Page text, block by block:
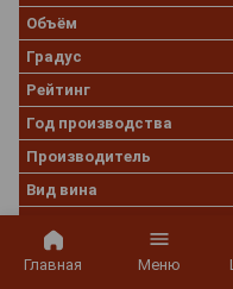
Главная Меню
Объём
Градус
Рейтинг
Год производства
Производитель
Вид вина
Винный регион